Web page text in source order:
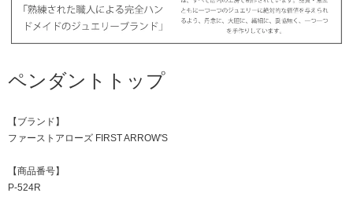
ペンダントトップ
【ブランド】
ファーストアローズ FIRST ARROW'S
【商品番号】
P-524R